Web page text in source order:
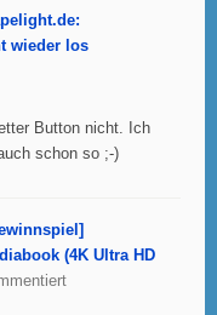
wieder los
Button nicht. Ich
schon so ;-)
(4K Ultra HD